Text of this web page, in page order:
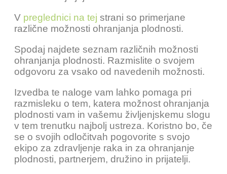
V preglednici na tej strani so primerjane
različne možnosti ohranjanja plodnosti.
Spodaj najdete seznam različnih možnosti
ohranjanja plodnosti. Razmislite o svojem
odgovoru za vsako od navedenih možnosti.
Izvedba te naloge vam lahko pomaga pri
razmisleku o tem, katera možnost ohranjanja
plodnosti vam in vašemu življenjskemu slogu
v tem trenutku najbolj ustreza. Koristno bo, če
se o svojih odločitvah pogovorite s svojo
ekipo za zdravljenje raka in za ohranjanje
plodnosti, partnerjem, družino in prijatelji.